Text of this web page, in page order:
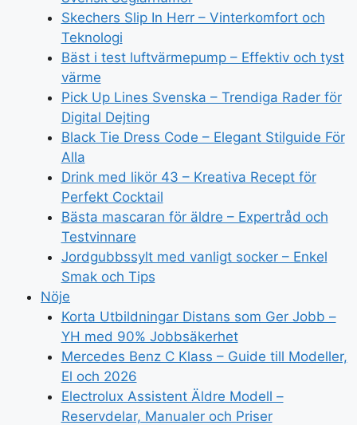
Skechers Slip In Herr – Vinterkomfort och
Teknologi
Bäst i test luftvärmepump – Effektiv och tyst
värme
Pick Up Lines Svenska – Trendiga Rader för
Digital Dejting
Black Tie Dress Code – Elegant Stilguide För
Alla
Drink med likör 43 – Kreativa Recept för
Perfekt Cocktail
Bästa mascaran för äldre – Expertråd och
Testvinnare
Jordgubbssylt med vanligt socker – Enkel
Smak och Tips
Nöje
Korta Utbildningar Distans som Ger Jobb –
YH med 90% Jobbsäkerhet
Mercedes Benz C Klass – Guide till Modeller,
El och 2026
Electrolux Assistent Äldre Modell –
Reservdelar, Manualer och Priser